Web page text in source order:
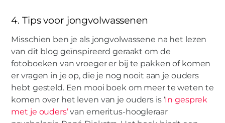
4. Tips voor jongvolwassenen
Misschien ben je als jongvolwassene na het lezen
van dit blog geïnspireerd geraakt om de
fotoboeken van vroeger er bij te pakken of komen
er vragen in je op, die je nog nooit aan je ouders
hebt gesteld. Een mooi boek om meer te weten te
komen over het leven van je ouders is ‘In gesprek
met je ouders’van emeritus-hoogleraar